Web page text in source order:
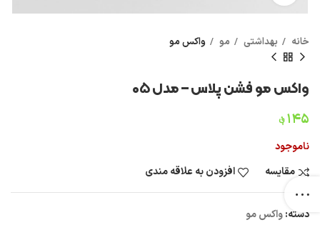
خانه بهداشتی مو واکس مو
واکس مو فشن پلاس – مدل ۰۵
۱۴۵؋
ناموجود
مقایسه
افزودن به علاقه مندی
دسته:واکس مو